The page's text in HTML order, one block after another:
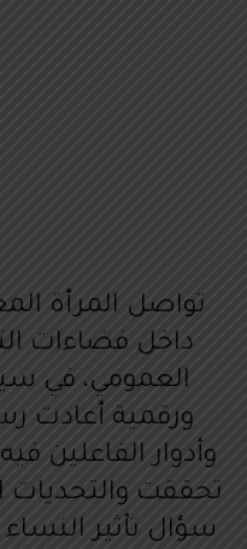
تواصل المرأة
داخل فضاءات
العمومي، في
ورقمية أعادت
وأدوار الفاعلين
تحققت والتحديات
سؤال تأثير